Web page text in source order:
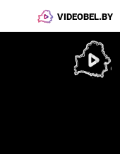
VIDEOBEL.BY